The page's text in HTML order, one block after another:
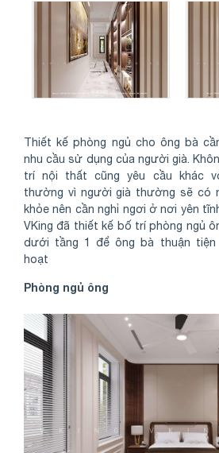
Thiết kế phòng ngủ cho ông bà
nhu cầu sử dụng của người già.
trí nội thất cũng yêu cầu khác
thường vì người già thường sẽ có
khỏe nên cần nghỉ ngơi ở nơi yên
VKing đã thiết kế bố trí phòng ngủ
dưới tầng 1 để ông bà thuận tiện
hoạt
Phòng ngủ ông